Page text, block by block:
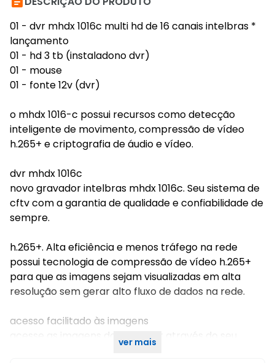
01 - dvr mhdx 1016c multi hd de 16 canais intelbras *
lançamento
01 - hd 3 tb (instaladono dvr)
01 - mouse
01 - fonte 12v (dvr)
o mhdx 1016-c possui recursos como detecção
inteligente de movimento, compressão de vídeo
h.265+ e criptografia de áudio e vídeo.
dvr mhdx 1016c
novo gravador intelbras mhdx 1016c. Seu sistema de
cftv com a garantia de qualidade e confiabilidade de
sempre.
h.265+. Alta eficiência e menos tráfego na rede
possui tecnologia de compressão de vídeo h.265+
para que as imagens sejam visualizadas em alta
resolução sem gerar alto fluxo de dados na rede.
acesso facilitado às imagens
acesse as imagens do gravador através do seu
ver mais